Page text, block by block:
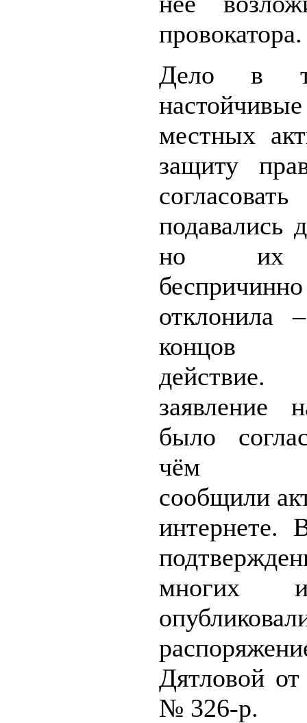
провокатора.
Дело в
местных
защиту
подавались
но их
беспричинно
отклонила
концов
заявление
было
чём
сообщили
интернете.
многих
Дятловой
№ 326-р.